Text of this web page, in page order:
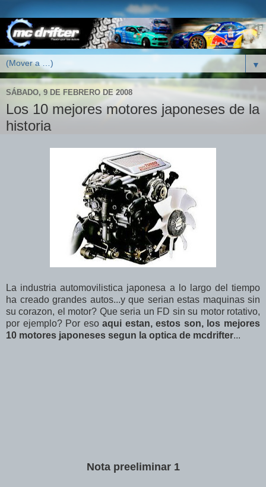
▼
SÁBADO, 9 DE FEBRERO DE 2008
Los 10 mejores motores japoneses de la
historia
La industria automovilistica japonesa a lo largo del tiempo
ha creado grandes autos...y que serian estas maquinas sin
su corazon, el motor? Que seria un FD sin su motor rotativo,
por ejemplo? Por esoaqui estan, estos son, los mejores
10 motores japoneses segun la optica de mcdrifter...
Nota preeliminar 1